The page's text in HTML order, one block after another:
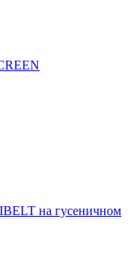
на гусеничном